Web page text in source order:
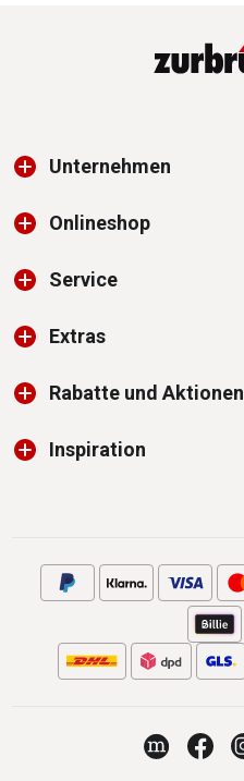
Unternehmen
Onlineshop
Service
Extras
Rabatte und Aktionen
Inspiration